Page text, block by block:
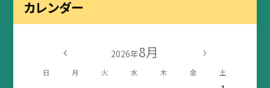
カレンダー
2026年8月
日 月 火 水 木 金 土